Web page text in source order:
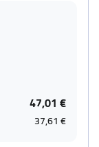
47,01 €
37,61 €